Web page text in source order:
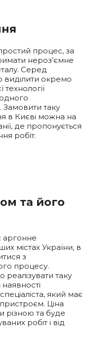
процес, за
нероз’ємне
Серед
виділити окремо
Замовити таку
в Києві можна на
де пропонується
робіт.
та його
аргонне
містах України, в
з
процесу.
реалізувати таку
який має
Ціна
різною та буде
робіт і від